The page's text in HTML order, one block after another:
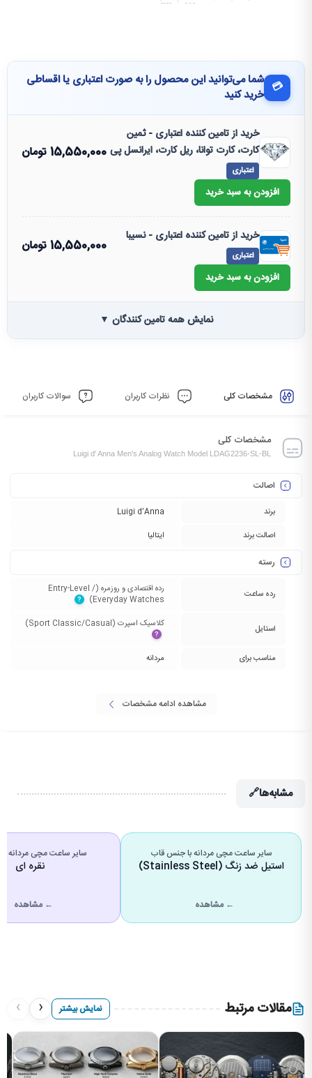
💳 شما می‌توانید این محصول را به صورت اعتباری یا اقساطی
خرید کنید
خرید از تامین کننده اعتباری - ثمین
کارت، کارت توانا، ریل کارت، ایرانسل پی
اعتباری
15,550,000تومان
افزودن به سبد خرید
خرید از تامین کننده اعتباری - نسیبا
اعتباری
15,550,000تومان
افزودن به سبد خرید
نمایش همه تامین کنندگان ▼
مشخصات کلی نظرات کاربران سوالات کاربران
مشخصات کلی
Luigi d' Anna Men's Analog Watch Model LDAG2236-SL-BL
اصالت
برند
Luigi d’Anna
اصالت برند
ایتالیا
رسته
رده ساعت
رده اقتصادی و روزمره (Entry-Level /
Everyday Watches)‏
?
استایل کلاسیک اسپرت (Sport Classic/Casual)‏
?
مناسب برای مردانه
مشاهده ادامه مشخصات
مشابه‌ها🔗
سایر ساعت مچی مردانه با جنس قاب
استیل ضد زنگ (Stainless Steel)
← مشاهده
سایر ساعت مچی مردانه
نقره ای
← مشاهده
مقالات مرتبط نمایش بیشتر ‹
›